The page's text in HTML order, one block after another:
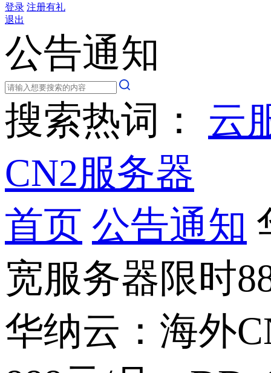
登录 注册有礼
退出
公告通知
搜索热词： 云
CN2服务器
首页 公告通知
宽服务器限时
华纳云：海外